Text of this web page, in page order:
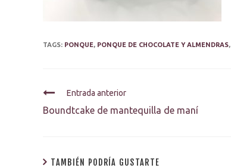
TAGS: PONQUE, PONQUE DE CHOCOLATE Y ALMENDRAS,
Entrada anterior
Boundtcake de mantequilla de maní
TAMBIÉN PODRÍA GUSTARTE